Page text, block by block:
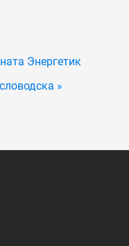
Энергетик
»